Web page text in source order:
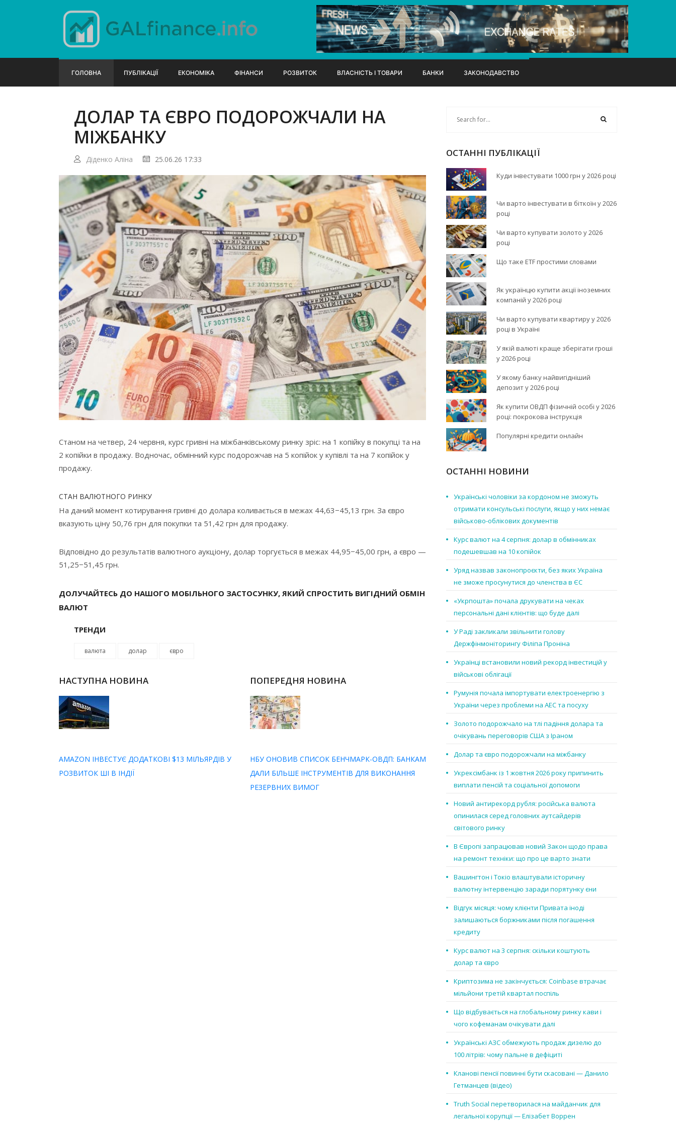
ГОЛОВНА ПУБЛІКАЦІЇ ЕКОНОМІКА ФІНАНСИ РОЗВИТОК ВЛАСНІСТЬ І ТОВАРИ БАНКИ ЗАКОНОДАВСТВО
ДОЛАР ТА ЄВРО ПОДОРОЖЧАЛИ НА
МІЖБАНКУ
Діденко Аліна 25.06.26 17:33
Станом на четвер, 24 червня, курс гривні на міжбанківському ринку зріс: на 1 копійку в покупці та на
2 копійки в продажу. Водночас, обмінний курс подорожчав на 5 копійок у купівлі та на 7 копійок у
продажу.
СТАН ВАЛЮТНОГО РИНКУ
На даний момент котирування гривні до долара коливається в межах 44,63−45,13 грн. За євро
вказують ціну 50,76 грн для покупки та 51,42 грн для продажу.
Відповідно до результатів валютного аукціону, долар торгується в межах 44,95−45,00 грн, а євро —
51,25−51,45 грн.
ДОЛУЧАЙТЕСЬ ДО НАШОГО МОБІЛЬНОГО ЗАСТОСУНКУ, ЯКИЙ СПРОСТИТЬ ВИГІДНИЙ ОБМІН
ВАЛЮТ
ТРЕНДИ
валюта долар євро
НАСТУПНА НОВИНА
AMAZON ІНВЕСТУЄ ДОДАТКОВІ $13 МІЛЬЯРДІВ У
РОЗВИТОК ШІ В ІНДІЇ
ПОПЕРЕДНЯ НОВИНА
НБУ ОНОВИВ СПИСОК БЕНЧМАРК-ОВДП: БАНКАМ
ДАЛИ БІЛЬШЕ ІНСТРУМЕНТІВ ДЛЯ ВИКОНАННЯ
РЕЗЕРВНИХ ВИМОГ
ОСТАННІ ПУБЛІКАЦІЇ
Куди інвестувати 1000 грн у 2026 році
Чи варто інвестувати в біткоїн у 2026
році
Чи варто купувати золото у 2026
році
Що таке ETF простими словами
Як українцю купити акції іноземних
компаній у 2026 році
Чи варто купувати квартиру у 2026
році в Україні
У якій валюті краще зберігати гроші
у 2026 році
У якому банку найвигідніший
депозит у 2026 році
Як купити ОВДП фізичній особі у 2026
році: покрокова інструкція
Популярні кредити онлайн
ОСТАННІ НОВИНИ
Українські чоловіки за кордоном не зможуть
отримати консульські послуги, якщо у них немає
військово-облікових документів
Курс валют на 4 серпня: долар в обмінниках
подешевшав на 10 копійок
Уряд назвав законопроєкти, без яких Україна
не зможе просунутися до членства в ЄС
«Укрпошта» почала друкувати на чеках
персональні дані клієнтів: що буде далі
У Раді закликали звільнити голову
Держфінмоніторингу Філіпа Проніна
Українці встановили новий рекорд інвестицій у
військові облігації
Румунія почала імпортувати електроенергію з
України через проблеми на АЕС та посуху
Золото подорожчало на тлі падіння долара та
очікувань переговорів США з Іраном
Долар та євро подорожчали на міжбанку
Укрексімбанк із 1 жовтня 2026 року припинить
виплати пенсій та соціальної допомоги
Новий антирекорд рубля: російська валюта
опинилася серед головних аутсайдерів
світового ринку
В Європі запрацював новий Закон щодо права
на ремонт техніки: що про це варто знати
Вашингтон і Токіо влаштували історичну
валютну інтервенцію заради порятунку єни
Відгук місяця: чому клієнти Привата іноді
залишаються боржниками після погашення
кредиту
Курс валют на 3 серпня: скільки коштують
долар та євро
Криптозима не закінчується: Coinbase втрачає
мільйони третій квартал поспіль
Що відбувається на глобальному ринку кави і
чого кофеманам очікувати далі
Українські АЗС обмежують продаж дизелю до
100 літрів: чому пальне в дефіциті
Кланові пенсії повинні бути скасовані — Данило
Гетманцев (відео)
Truth Social перетворилася на майданчик для
легальної корупції — Елізабет Воррен